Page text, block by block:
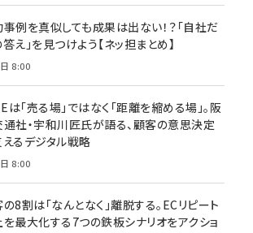
例を真似しても成果は出ない！？「自社だ
え」を見つけよう【ネッ担まとめ】
8:00
は「売る場」ではなく「距離を縮める場」。阪
社・宇和川匠氏が語る、顧客の意思決定
るデジタル戦略
8:00
8割は「なんとなく」離脱する。ECリピート
最大化する7つの鉄板シナリオをアクショ